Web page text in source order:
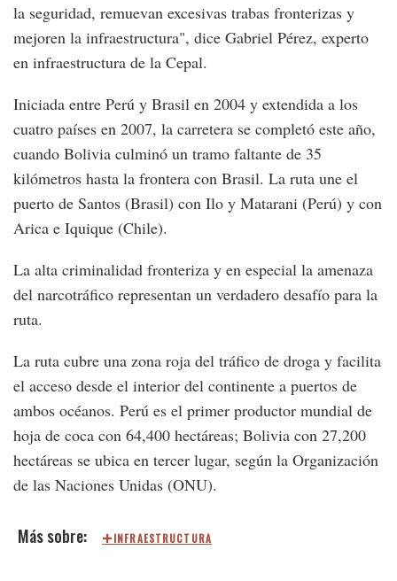
la seguridad, remuevan excesivas trabas fronterizas y
mejoren la infraestructura", dice Gabriel Pérez, experto
en infraestructura de la Cepal.
Iniciada entre Perú y Brasil en 2004 y extendida a los
cuatro países en 2007, la carretera se completó este año,
cuando Bolivia culminó un tramo faltante de 35
kilómetros hasta la frontera con Brasil. La ruta une el
puerto de Santos (Brasil) con Ilo y Matarani (Perú) y con
Arica e Iquique (Chile).
La alta criminalidad fronteriza y en especial la amenaza
del narcotráfico representan un verdadero desafío para la
ruta.
La ruta cubre una zona roja del tráfico de droga y facilita
el acceso desde el interior del continente a puertos de
ambos océanos. Perú es el primer productor mundial de
hoja de coca con 64,400 hectáreas; Bolivia con 27,200
hectáreas se ubica en tercer lugar, según la Organización
de las Naciones Unidas (ONU).
INFRAESTRUCTURA